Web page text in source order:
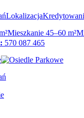
Lokalizacja
Mieszkanie 45–60 m²
570 087 465